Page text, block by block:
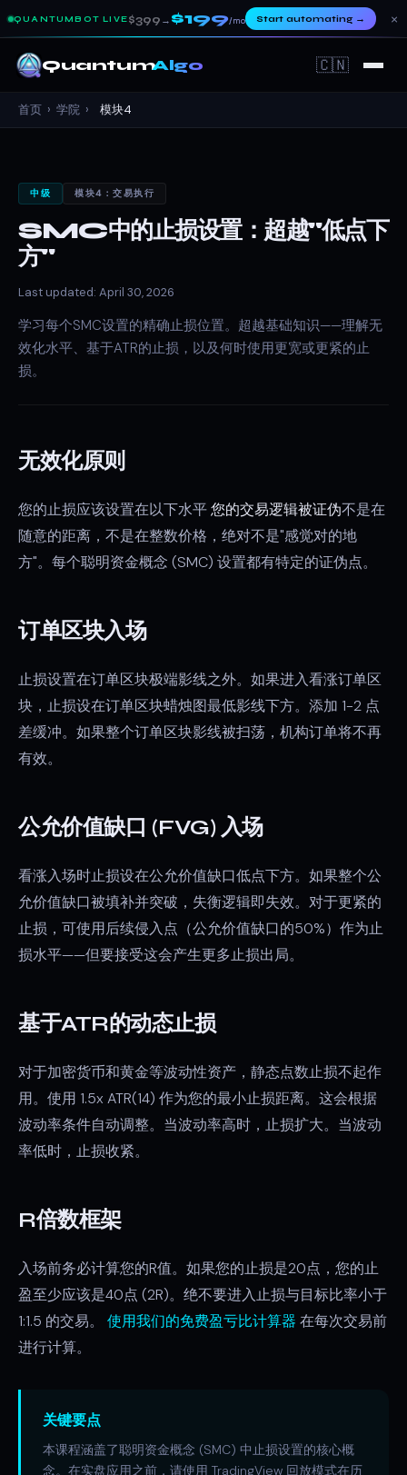
QUANTUMBOT LIVE $399 → $199/mo Start automating→ ×
QuantumAlgo 🇨🇳
首页 › 学院 › 模块4
中级 模块4：交易执行
SMC中的止损设置：超越"低点下
方"
Last updated: April 30, 2026
学习每个SMC设置的精确止损位置。超越基础知识——理解无
效化水平、基于ATR的止损，以及何时使用更宽或更紧的止
损。
无效化原则
您的止损应该设置在以下水平您的交易逻辑被证伪不是在
随意的距离，不是在整数价格，绝对不是"感觉对的地
方"。每个聪明资金概念 (SMC) 设置都有特定的证伪点。
订单区块入场
止损设置在订单区块极端影线之外。如果进入看涨订单区
块，止损设在订单区块蜡烛图最低影线下方。添加 1-2 点
差缓冲。如果整个订单区块影线被扫荡，机构订单将不再
有效。
公允价值缺口 (FVG) 入场
看涨入场时止损设在公允价值缺口低点下方。如果整个公
允价值缺口被填补并突破，失衡逻辑即失效。对于更紧的
止损，可使用后续侵入点（公允价值缺口的50%）作为止
损水平——但要接受这会产生更多止损出局。
基于ATR的动态止损
对于加密货币和黄金等波动性资产，静态点数止损不起作
用。使用 1.5x ATR(14) 作为您的最小止损距离。这会根据
波动率条件自动调整。当波动率高时，止损扩大。当波动
率低时，止损收紧。
R倍数框架
入场前务必计算您的R值。如果您的止损是20点，您的止
盈至少应该是40点 (2R)。绝不要进入止损与目标比率小于
1:1.5 的交易。 使用我们的免费盈亏比计算器 在每次交易前
进行计算。
关键要点
本课程涵盖了聪明资金概念 (SMC) 中止损设置的核心概
念。在实盘应用之前，请使用 TradingView 回放模式在历